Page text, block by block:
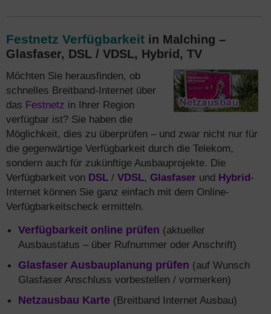
Festnetz Verfügbarkeit in Malching –
Glasfaser, DSL / VDSL, Hybrid, TV
Möchten Sie herausfinden, ob
schnelles Breitband-Internet über
das Festnetz in Ihrer Region
verfügbar ist? Sie haben die
Möglichkeit, dies zu überprüfen – und zwar nicht nur für
die gegenwärtige Verfügbarkeit durch die Telekom,
sondern auch für zukünftige Ausbauprojekte. Die
Verfügbarkeit von DSL / VDSL, Glasfaser und Hybrid-
Internet können Sie ganz einfach mit dem Online-
Verfügbarkeitscheck ermitteln.
Verfügbarkeit online prüfen (aktueller
Ausbaustatus – über Rufnummer oder Anschrift)
Glasfaser Ausbauplanung prüfen (auf Wunsch
Glasfaser Anschluss vorbestellen / vormerken)
Netzausbau Karte (Breitband Internet Ausbau)